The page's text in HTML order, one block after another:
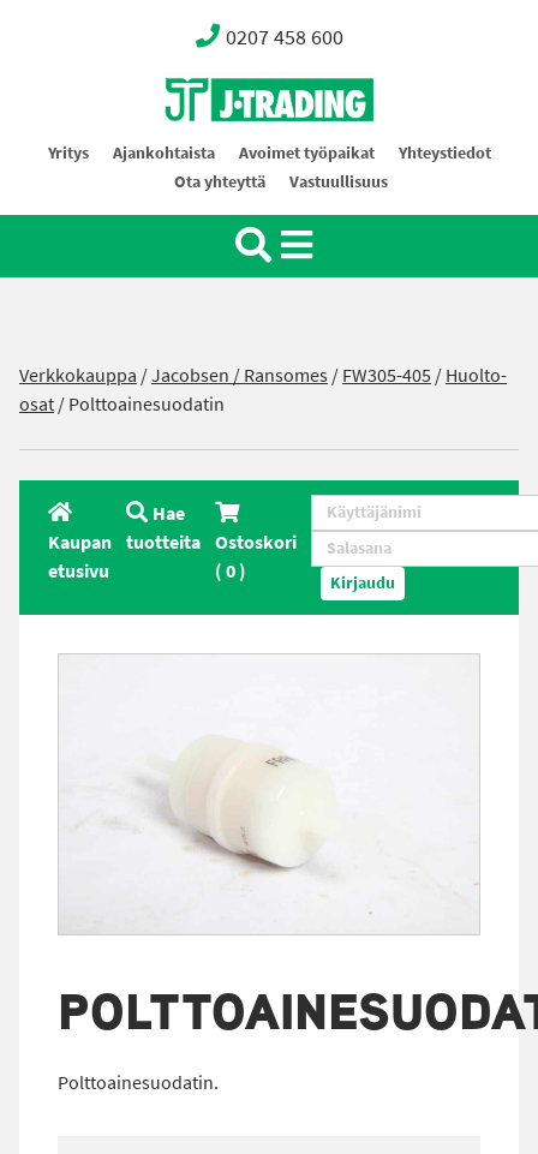
0207 458 600
Oy J-Trading Ab
Yritys Ajankohtaista Avoimet työpaikat
Yhteystiedot
Ota yhteyttä
Vastuullisuus
Verkkokauppa /Jacobsen / Ransomes /FW305-405 /Huolto-
osat/ Polttoainesuodatin
Kaupan
etusivu
Hae
tuotteita Ostoskori
(0) Kirjaudu
Polttoainesuodatin.